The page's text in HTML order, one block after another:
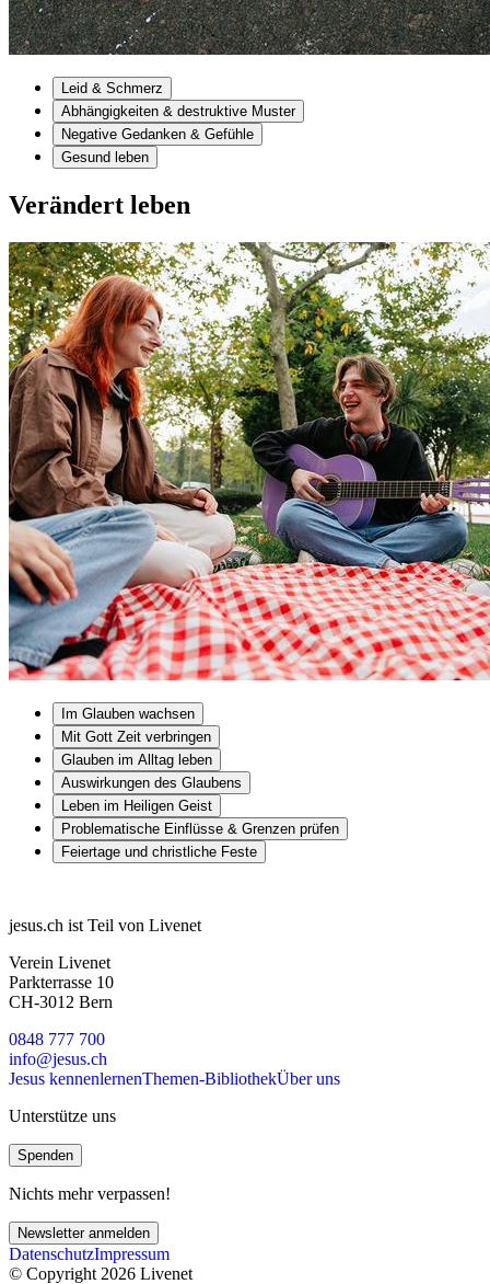
Leid & Schmerz
Abhängigkeiten & destruktive Muster
Negative Gedanken & Gefühle
Gesund leben
Verändert leben
Im Glauben wachsen
Mit Gott Zeit verbringen
Glauben im Alltag leben
Auswirkungen des Glaubens
Leben im Heiligen Geist
Problematische Einflüsse & Grenzen prüfen
Feiertage und christliche Feste
jesus.ch ist Teil von Livenet
Verein Livenet
Parkterrasse 10
CH-3012 Bern
0848 777 700
info@jesus.ch
Jesus kennenlernenThemen-BibliothekÜber uns
Unterstütze uns
Spenden
Nichts mehr verpassen!
Newsletter anmelden
DatenschutzImpressum
© Copyright 2026 Livenet